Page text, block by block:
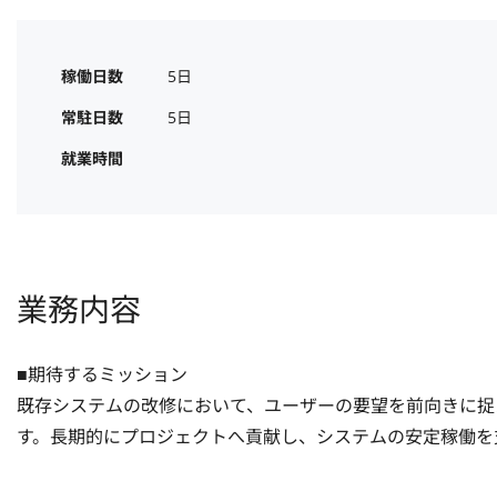
稼働日数
5日
常駐日数
5日
就業時間
業務内容
■期待するミッション
既存システムの改修において、ユーザーの要望を前向きに
す。長期的にプロジェクトへ貢献し、システムの安定稼働